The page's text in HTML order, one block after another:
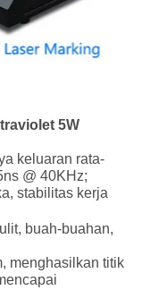
5W
keluaran rata-
@ 40KHz;
stabilitas kerja
buah-buahan,
menghasilkan titik